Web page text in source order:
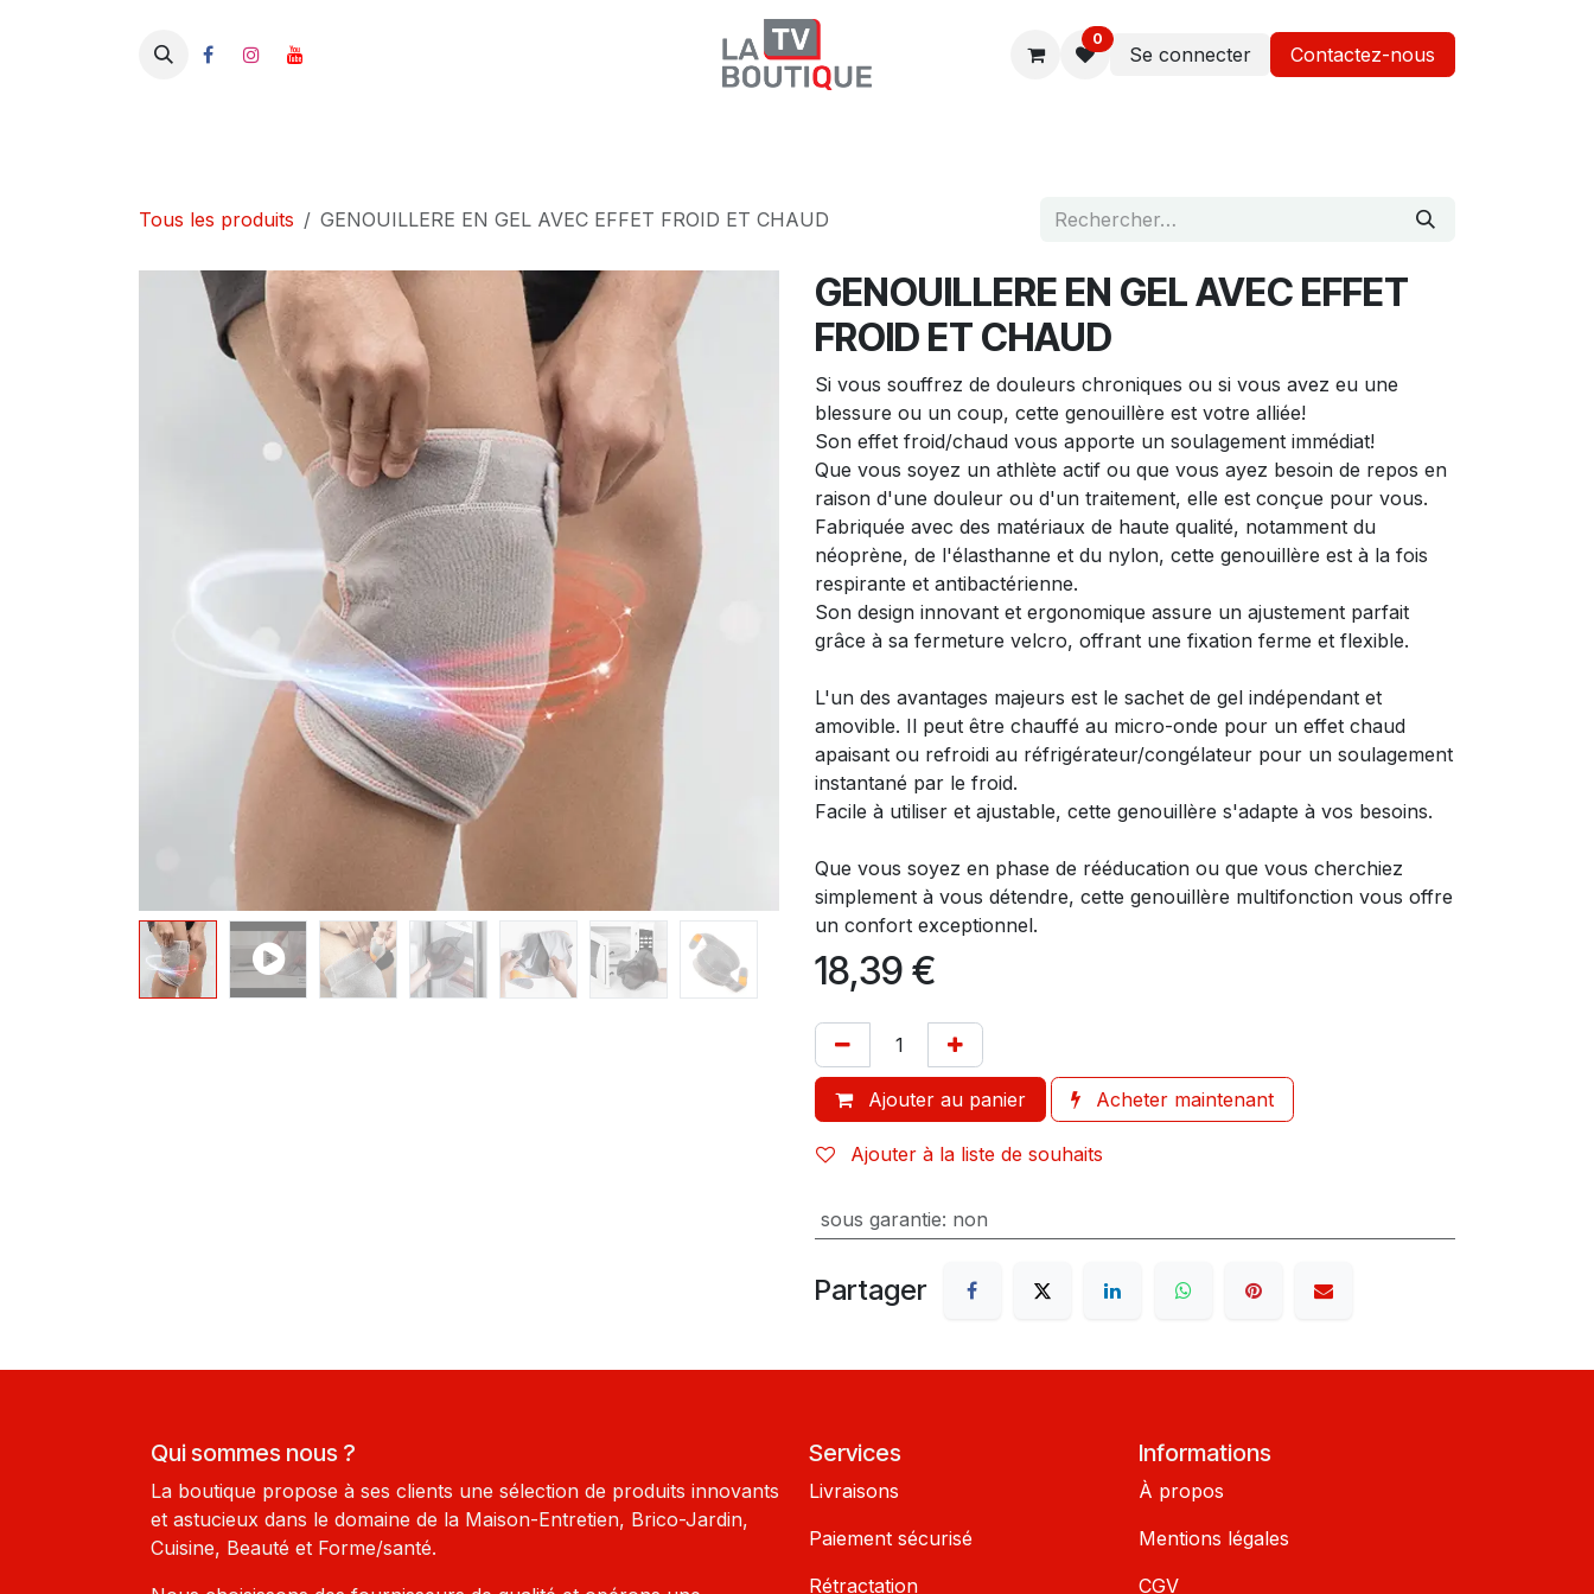
0
Se connecter Contactez-nous
Tous les produits GENOUILLERE EN GEL AVEC EFFET FROID ET CHAUD
GENOUILLERE EN GEL AVEC EFFET
FROID ET CHAUD
Si vous souffrez de douleurs chroniques ou si vous avez eu une
blessure ou un coup, cette genouillère est votre alliée!
Son effet froid/chaud vous apporte un soulagement immédiat!
Que vous soyez un athlète actif ou que vous ayez besoin de repos en
raison d'une douleur ou d'un traitement, elle est conçue pour vous.
Fabriquée avec des matériaux de haute qualité, notamment du
néoprène, de l'élasthanne et du nylon, cette genouillère est à la fois
respirante et antibactérienne.
Son design innovant et ergonomique assure un ajustement parfait
grâce à sa fermeture velcro, offrant une fixation ferme et flexible.
L'un des avantages majeurs est le sachet de gel indépendant et
amovible. Il peut être chauffé au micro-onde pour un effet chaud
apaisant ou refroidi au réfrigérateur/congélateur pour un soulagement
instantané par le froid.
Facile à utiliser et ajustable, cette genouillère s'adapte à vos besoins.
Que vous soyez en phase de rééducation ou que vous cherchiez
simplement à vous détendre, cette genouillère multifonction vous offre
un confort exceptionnel.
18,39 €
Ajouter au panier Acheter maintenant
Ajouter à la liste de souhaits
sous garantie: non
Partager
Informations
À propos
Mentions légales
CGV
Services
Livraisons
Paiement sécurisé
Rétractation
Qui sommes nous ?
La boutique propose à ses clients une sélection de produits innovants
et astucieux dans le domaine de la Maison-Entretien, Brico-Jardin,
Cuisine, Beauté et Forme/santé.